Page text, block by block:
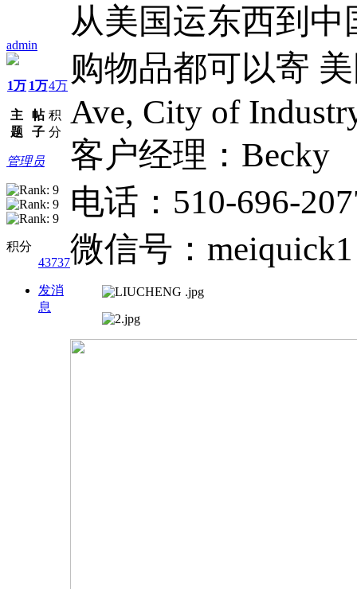
admin
1万
主
题
1万
帖
子
4万
积
分
管理员
积分
43737
发消
息
从美国运东西到
购物品都可以寄
Ave, City of
客户经理：Becky
电话：510-696-
微信号：meiquick1